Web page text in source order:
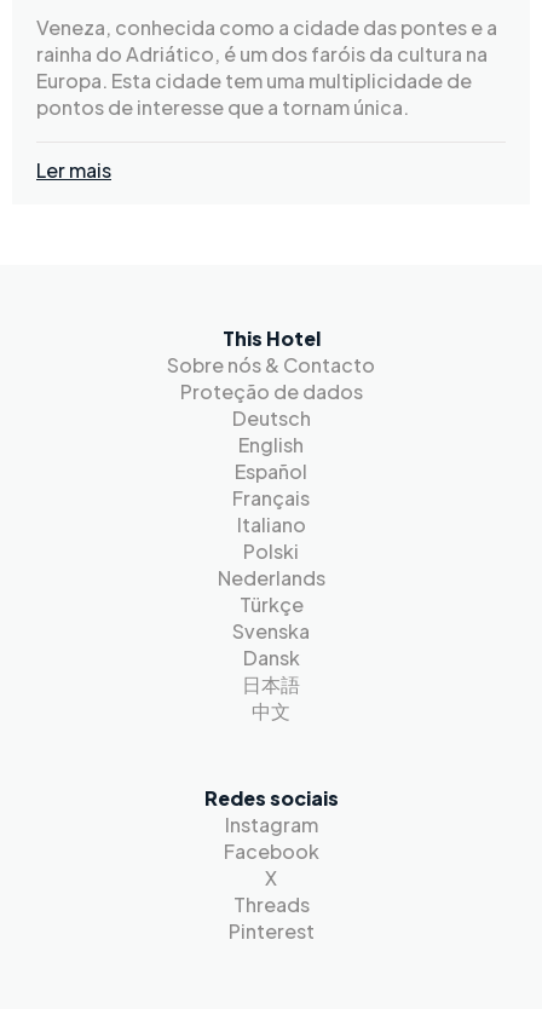
Veneza, conhecida como a cidade das pontes e a
rainha do Adriático, é um dos faróis da cultura na
Europa. Esta cidade tem uma multiplicidade de
pontos de interesse que a tornam única.
Ler mais
This Hotel
Sobre nós & Contacto
Proteção de dados
Deutsch
English
Español
Français
Italiano
Polski
Nederlands
Türkçe
Svenska
Dansk
日本語
中文
Redes sociais
Instagram
Facebook
X
Threads
Pinterest